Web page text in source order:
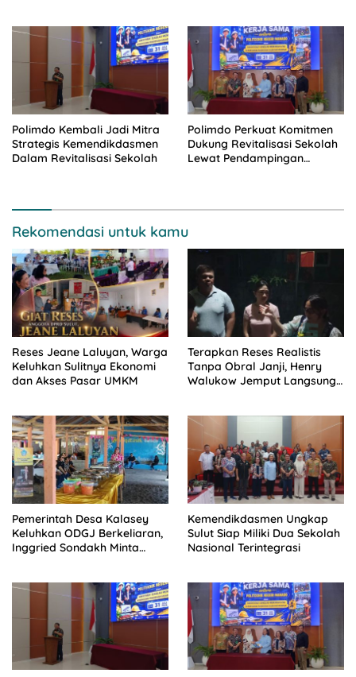
Polimdo Kembali Jadi Mitra
Strategis Kemendikdasmen
Dalam Revitalisasi Sekolah
Polimdo Perkuat Komitmen
Dukung Revitalisasi Sekolah
Lewat Pendampingan
Rekomendasi untuk kamu
Reses Jeane Laluyan, Warga
Keluhkan Sulitnya Ekonomi
dan Akses Pasar UMKM
Terapkan Reses Realistis
Tanpa Obral Janji, Henry
Walukow Jemput Langsung
Pemerintah Desa Kalasey
Keluhkan ODGJ Berkeliaran,
Inggried Sondakh Minta
Kemendikdasmen Ungkap
Sulut Siap Miliki Dua Sekolah
Nasional Terintegrasi